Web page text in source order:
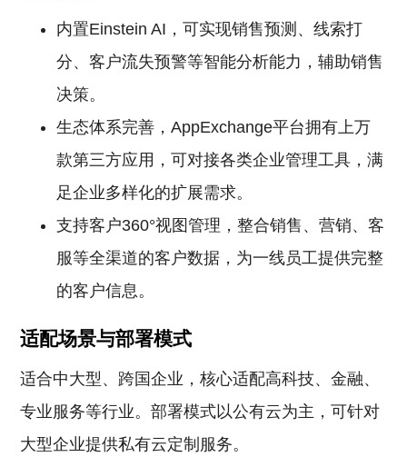
内置Einstein AI，可实现销售预测、线索打
分、客户流失预警等智能分析能力，辅助销售
决策。
生态体系完善，AppExchange平台拥有上万
款第三方应用，可对接各类企业管理工具，满
足企业多样化的扩展需求。
支持客户360°视图管理，整合销售、营销、客
服等全渠道的客户数据，为一线员工提供完整
的客户信息。
适配场景与部署模式
适合中大型、跨国企业，核心适配高科技、金融、
专业服务等行业。部署模式以公有云为主，可针对
大型企业提供私有云定制服务。